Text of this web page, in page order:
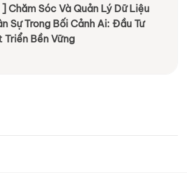
Chăm Sóc Và Quản Lý Dữ Liệu
Sự Trong Bối Cảnh Ai: Đầu Tư
Bền Vững